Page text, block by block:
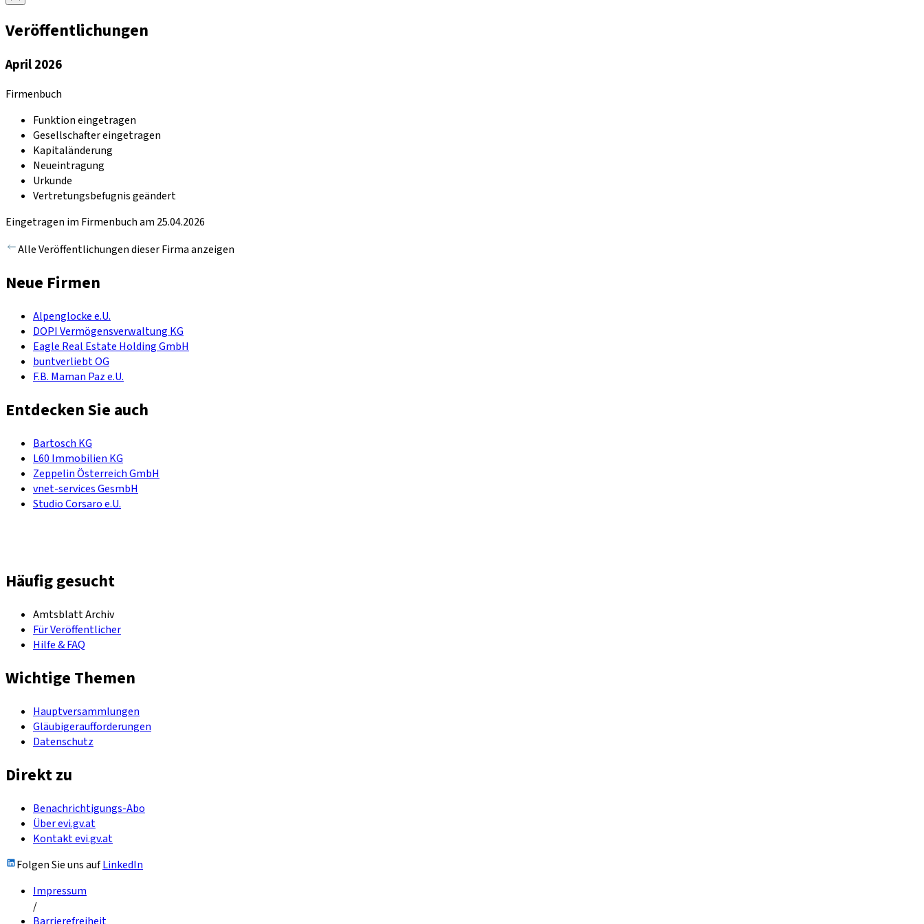
Veröffentlichungen
April 2026
Firmenbuch
Funktion eingetragen
Gesellschafter eingetragen
Kapitaländerung
Neueintragung
Urkunde
Vertretungsbefugnis geändert
Eingetragen im Firmenbuch am 25.04.2026
Alle Veröffentlichungen dieser Firma anzeigen
Neue Firmen
Alpenglocke e.U.
DOPI Vermögensverwaltung KG
Eagle Real Estate Holding GmbH
buntverliebt OG
F.B. Maman Paz e.U.
Entdecken Sie auch
Bartosch KG
L60 Immobilien KG
Zeppelin Österreich GmbH
vnet-services GesmbH
Studio Corsaro e.U.
Häufig gesucht
Amtsblatt Archiv
Für Veröffentlicher
Hilfe & FAQ
Wichtige Themen
Hauptversammlungen
Gläubigeraufforderungen
Datenschutz
Direkt zu
Benachrichtigungs-Abo
Über evi.gv.at
Kontakt evi.gv.at
Folgen Sie uns aufLinkedIn
Impressum
/